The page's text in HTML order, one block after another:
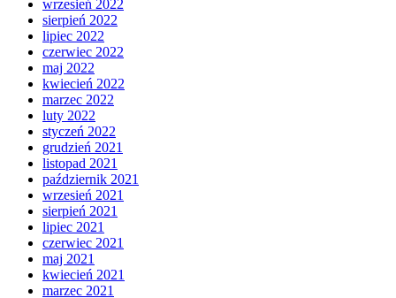
wrzesień 2022
sierpień 2022
lipiec 2022
czerwiec 2022
maj 2022
kwiecień 2022
marzec 2022
luty 2022
styczeń 2022
grudzień 2021
listopad 2021
październik 2021
wrzesień 2021
sierpień 2021
lipiec 2021
czerwiec 2021
maj 2021
kwiecień 2021
marzec 2021